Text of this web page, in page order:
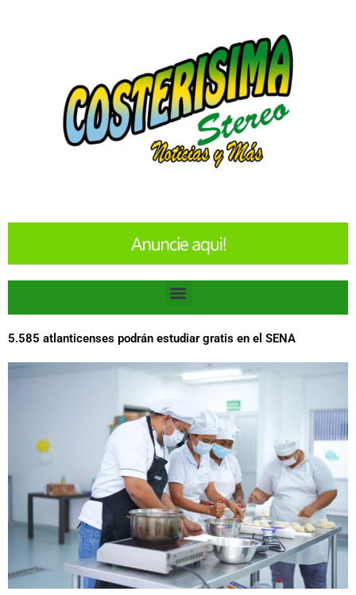
Menu
5.585 atlanticenses podrán estudiar gratis en el SENA